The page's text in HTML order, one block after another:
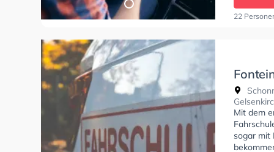
Wir
22
Mit dem
sogar mit